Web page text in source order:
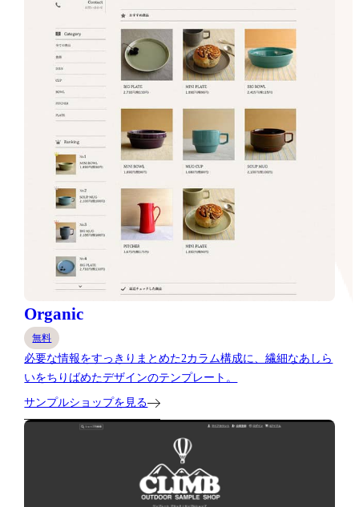
Organic
無料
必要な情報をすっきりまとめた2カラム構成に、繊細なあしら
いをちりばめたデザインのテンプレート。
サンプルショップを見る